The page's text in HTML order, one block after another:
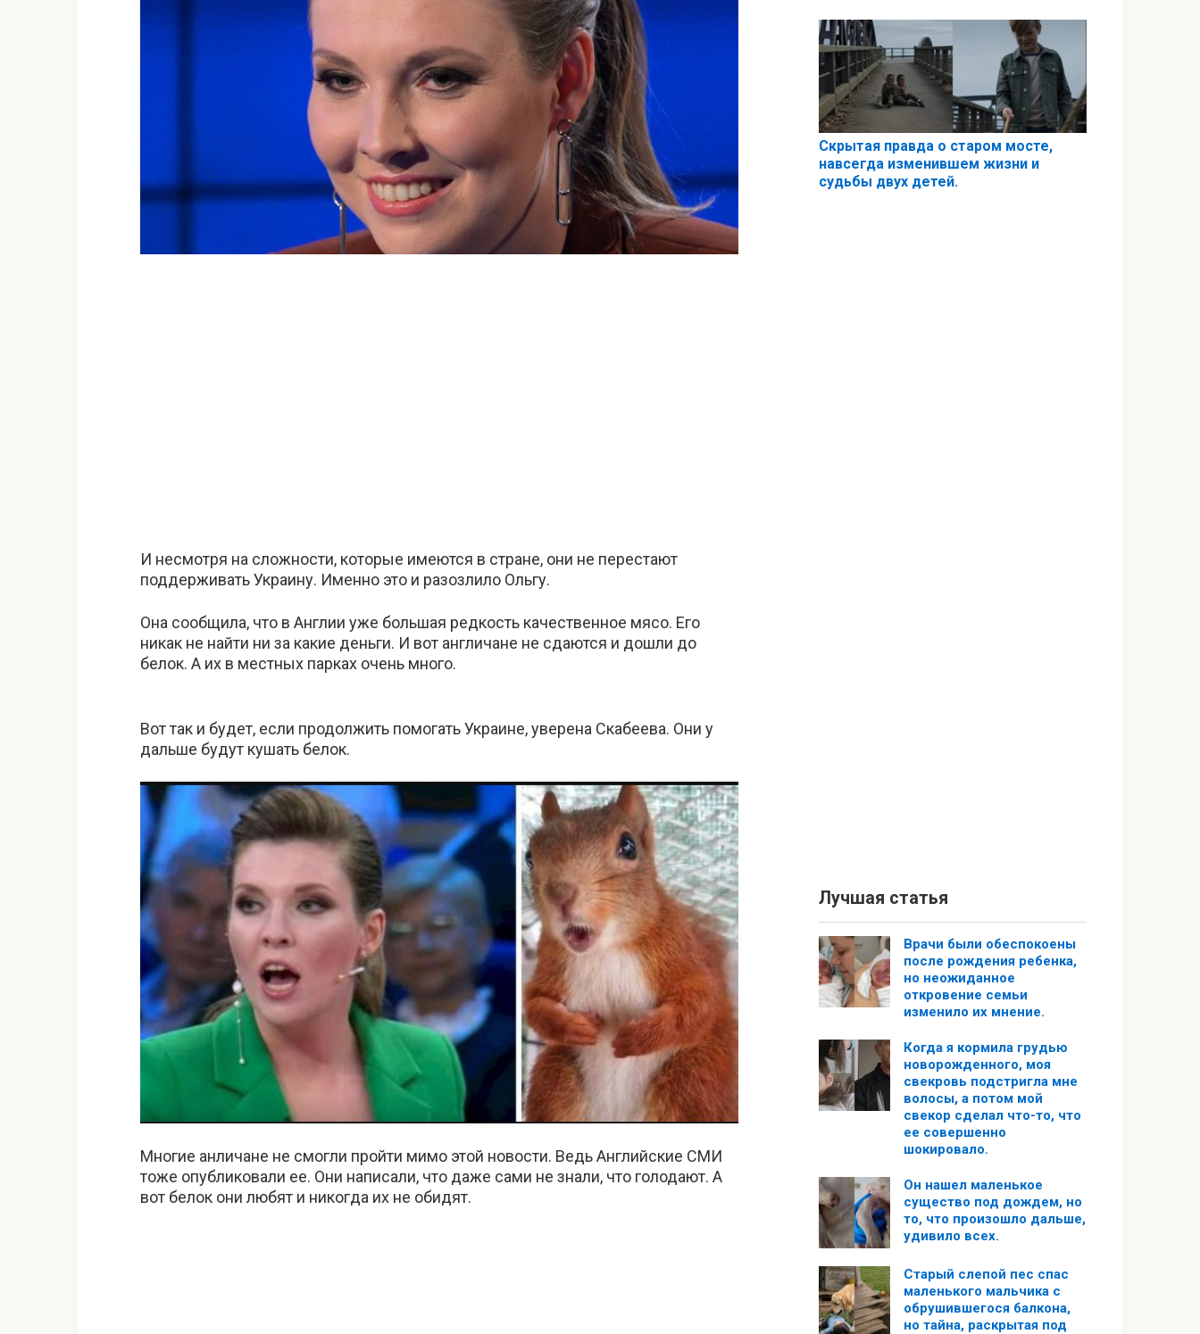
И несмотря на сложности, которые имеются в стране, они не перестают
поддерживать Украину. Именно это и разозлило Ольгу.
Она сообщила, что в Англии уже большая редкость качественное мясо. Его
никак не найти ни за какие деньги. И вот англичане не сдаются и дошли до
белок. А их в местных парках очень много.
Вот так и будет, если продолжить помогать Украине, уверена Скабеева. Они у
дальше будут кушать белок.
Многие анличане не смогли пройти мимо этой новости. Ведь Английские СМИ
тоже опубликовали ее. Они написали, что даже сами не знали, что голодают. А
вот белок они любят и никогда их не обидят.
Скрытая правда о старом мосте,
навсегда изменившем жизни и
судьбы двух детей.
Лучшая статья
Врачи были обеспокоены
после рождения ребенка,
но неожиданное
откровение семьи
изменило их мнение.
Когда я кормила грудью
новорожденного, моя
свекровь подстригла мне
волосы, а потом мой
свекор сделал что-то, что
ее совершенно
шокировало.
Он нашел маленькое
существо под дождем, но
то, что произошло дальше,
удивило всех.
Старый слепой пес спас
маленького мальчика с
обрушившегося балкона,
но тайна, раскрытая под